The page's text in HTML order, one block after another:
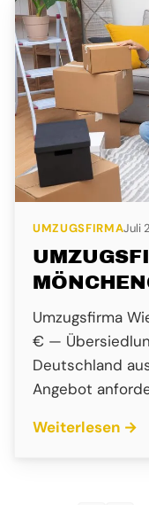
UMZUGSFIRMAJuli
Umzugsfirma
€ —
Deutschland
Angebot
Weiterlesen →